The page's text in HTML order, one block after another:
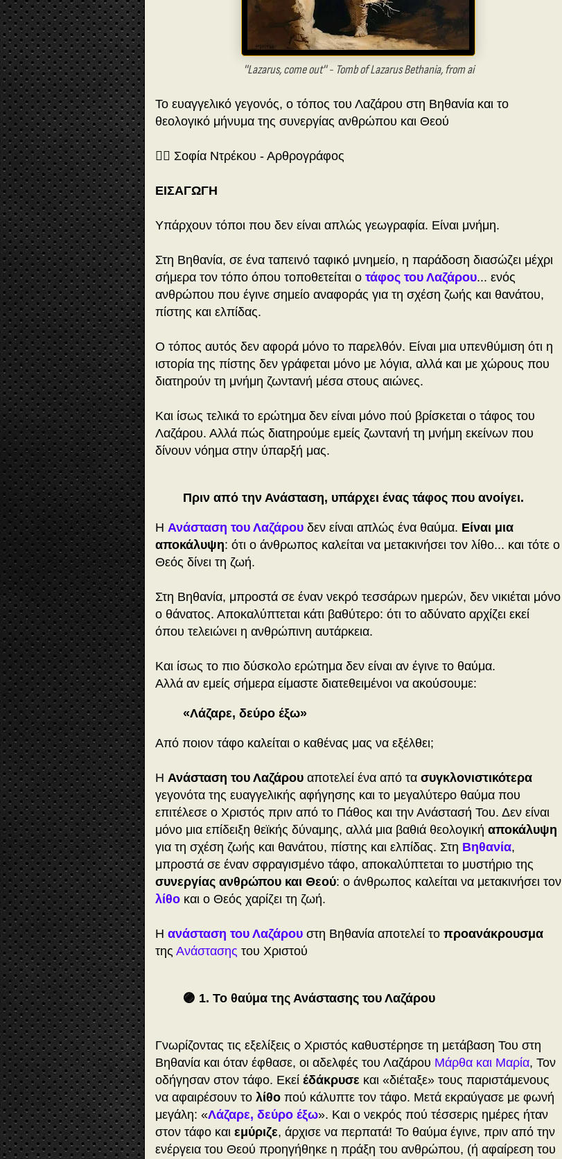
''Lazarus, come out'' - Tomb of Lazarus Bethania, from ai
Το ευαγγελικό γεγονός, ο τόπος του Λαζάρου στη Βηθανία και το
θεολογικό μήνυμα της συνεργίας ανθρώπου και Θεού
✍🏻 Σοφία Ντρέκου - Αρθρογράφος
ΕΙΣΑΓΩΓΗ
Υπάρχουν τόποι που δεν είναι απλώς γεωγραφία. Είναι μνήμη.
Στη Βηθανία, σε ένα ταπεινό ταφικό μνημείο, η παράδοση διασώζει μέχρι
σήμερα τον τόπο όπου τοποθετείται ο τάφος του Λαζάρου... ενός
ανθρώπου που έγινε σημείο αναφοράς για τη σχέση ζωής και θανάτου,
πίστης και ελπίδας.
Ο τόπος αυτός δεν αφορά μόνο το παρελθόν. Είναι μια υπενθύμιση ότι η
ιστορία της πίστης δεν γράφεται μόνο με λόγια, αλλά και με χώρους που
διατηρούν τη μνήμη ζωντανή μέσα στους αιώνες.
Και ίσως τελικά το ερώτημα δεν είναι μόνο πού βρίσκεται ο τάφος του
Λαζάρου. Αλλά πώς διατηρούμε εμείς ζωντανή τη μνήμη εκείνων που
δίνουν νόημα στην ύπαρξή μας.
Πριν από την Ανάσταση, υπάρχει ένας τάφος που ανοίγει.
Η Ανάσταση του Λαζάρου δεν είναι απλώς ένα θαύμα. Είναι μια
αποκάλυψη: ότι ο άνθρωπος καλείται να μετακινήσει τον λίθο... και τότε ο
Θεός δίνει τη ζωή.
Στη Βηθανία, μπροστά σε έναν νεκρό τεσσάρων ημερών, δεν νικιέται μόνο
ο θάνατος. Αποκαλύπτεται κάτι βαθύτερο: ότι το αδύνατο αρχίζει εκεί
όπου τελειώνει η ανθρώπινη αυτάρκεια.
Και ίσως το πιο δύσκολο ερώτημα δεν είναι αν έγινε το θαύμα.
Αλλά αν εμείς σήμερα είμαστε διατεθειμένοι να ακούσουμε:
«Λάζαρε, δεύρο έξω»
Από ποιον τάφο καλείται ο καθένας μας να εξέλθει;
Η Ανάσταση του Λαζάρου αποτελεί ένα από τα συγκλονιστικότερα
γεγονότα της ευαγγελικής αφήγησης και το μεγαλύτερο θαύμα που
επιτέλεσε ο Χριστός πριν από το Πάθος και την Ανάστασή Του. Δεν είναι
μόνο μια επίδειξη θεϊκής δύναμης, αλλά μια βαθιά θεολογική αποκάλυψη
για τη σχέση ζωής και θανάτου, πίστης και ελπίδας. Στη Βηθανία,
μπροστά σε έναν σφραγισμένο τάφο, αποκαλύπτεται το μυστήριο της
συνεργίας ανθρώπου και Θεού: ο άνθρωπος καλείται να μετακινήσει τον
λίθο και ο Θεός χαρίζει τη ζωή.
Η ανάσταση του Λαζάρου στη Βηθανία αποτελεί το προανάκρουσμα
της Ανάστασης του Χριστού
🟣 1. Το θαύμα της Ανάστασης του Λαζάρου
Γνωρίζοντας τις εξελίξεις ο Χριστός καθυστέρησε τη μετάβαση Του στη
Βηθανία και όταν έφθασε, οι αδελφές του Λαζάρου Μάρθα και Μαρία, Τον
οδήγησαν στον τάφο. Εκεί έδάκρυσε και «διέταξε» τους παριστάμενους
να αφαιρέσουν το λίθο πού κάλυπτε τον τάφο. Μετά εκραύγασε με φωνή
μεγάλη: «Λάζαρε, δεύρο έξω». Και ο νεκρός πού τέσσερις ημέρες ήταν
στον τάφο και εμύριζε, άρχισε να περπατά! Το θαύμα έγινε, πριν από την
ενέργεια του Θεού προηγήθηκε η πράξη του ανθρώπου, (ή αφαίρεση του